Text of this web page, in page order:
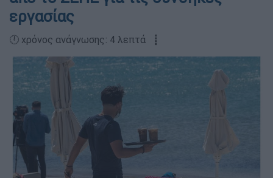
εργασίας
🕛 χρόνος ανάγνωσης: 4 λεπτά ┋